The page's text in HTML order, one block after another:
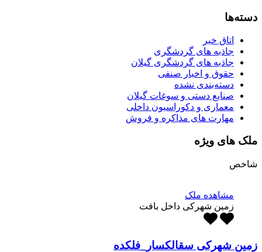
دسته‌ها
اتاق خبر
جاذبه های گردشگری
جاذبه های گردشگری گیلان
حقوق و اخبار صنفی
دسته‌بندی نشده
صنایع دستی و سوغات گیلان
معماری و دکوراسیون داخلی
مهارت های مذاکره و فروش
ملک های ویژه
شاخص
مشاهده ملک
زمین شهرکی داخل بافت
زمین شهرکی سقالکسار_فلکده